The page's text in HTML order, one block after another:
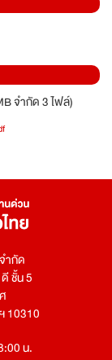
จำกัด 3 ไฟล์)
ำกัด
ชั้น 5
10310
น.